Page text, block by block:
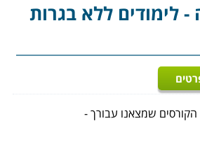
- לימודים ללא בגרות
שמצאנו עבורך -